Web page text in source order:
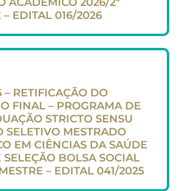
– EDITAL 016/2026
RETIFICAÇÃO DO
FINAL – PROGRAMA DE
STRICTO SENSU
SELETIVO MESTRADO
EM CIÊNCIAS DA SAÚDE
SELEÇÃO BOLSA SOCIAL
– EDITAL 041/2025